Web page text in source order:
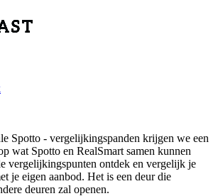
Spotto - vergelijkingspanden krijgen we een
wat Spotto en RealSmart samen kunnen
vergelijkingspunten ontdek en vergelijk je
je eigen aanbod. Het is een deur die
deuren zal openen.